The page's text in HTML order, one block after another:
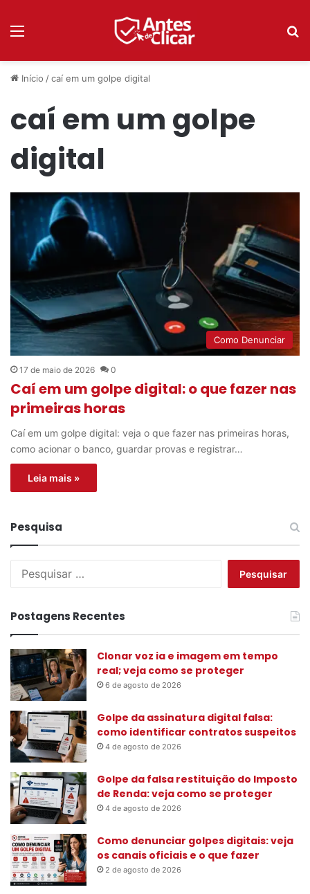
Início /caí em um golpe digital
caí em um golpe
digital
Como Denunciar
17 de maio de 2026 0
Caí em um golpe digital: o que fazer nas
primeiras horas
Caí em um golpe digital: veja o que fazer nas primeiras horas,
como acionar o banco, guardar provas e registrar…
Leia mais »
Pesquisa
s
a
o
r
Postagens Recentes
Clonar voz ia e imagem em tempo
real; veja como se proteger
6 de agosto de 2026
Golpe da assinatura digital falsa:
como identificar contratos suspeitos
4 de agosto de 2026
Golpe da falsa restituição do Imposto
de Renda: veja como se proteger
4 de agosto de 2026
Como denunciar golpes digitais: veja
os canais oficiais e o que fazer
2 de agosto de 2026